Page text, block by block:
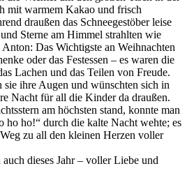
mit warmem Kakao und frisch
draußen das Schneegestöber leise
Sterne am Himmel strahlten wie
Das Wichtigste an Weihnachten
oder das Festessen – es waren die
Lachen und das Teilen von Freude.
sie ihre Augen und wünschten sich in
Nacht für all die Kinder da draußen.
am höchsten stand, konnte man
ho ho!“ durch die kalte Nacht wehte; es
zu all den kleinen Herzen voller
dieses Jahr – voller Liebe und